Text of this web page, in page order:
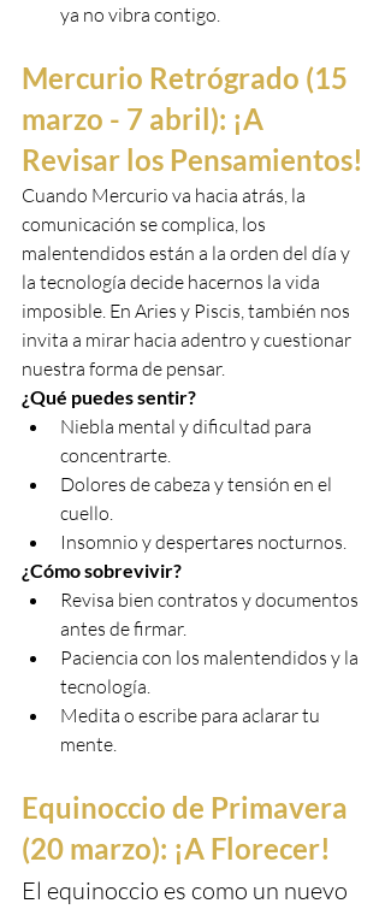
ya no vibra contigo.
Mercurio Retrógrado (15
marzo - 7 abril): ¡A
Revisar los Pensamientos!
Cuando Mercurio va hacia atrás, la
comunicación se complica, los
malentendidos están a la orden del día y
la tecnología decide hacernos la vida
imposible. En Aries y Piscis, también nos
invita a mirar hacia adentro y cuestionar
nuestra forma de pensar.
¿Qué puedes sentir?
Niebla mental y dificultad para
concentrarte.
Dolores de cabeza y tensión en el
cuello.
Insomnio y despertares nocturnos.
¿Cómo sobrevivir?
Revisa bien contratos y documentos
antes de firmar.
Paciencia con los malentendidos y la
tecnología.
Medita o escribe para aclarar tu
mente.
Equinoccio de Primavera
(20 marzo): ¡A Florecer!
El equinoccio es como un nuevo